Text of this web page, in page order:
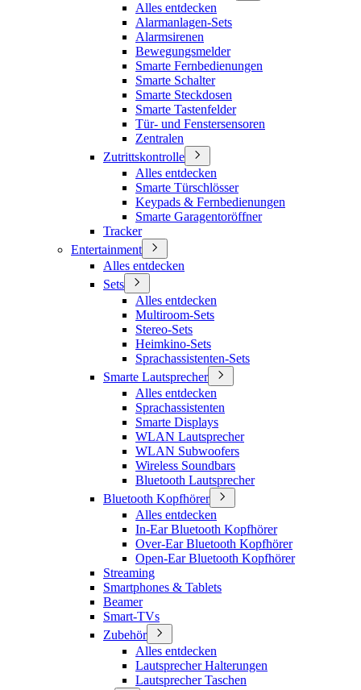
Alles entdecken
Alarmanlagen-Sets
Alarmsirenen
Bewegungsmelder
Smarte Fernbedienungen
Smarte Schalter
Smarte Steckdosen
Smarte Tastenfelder
Tür- und Fenstersensoren
Zentralen
Zutrittskontrolle
Alles entdecken
Smarte Türschlösser
Keypads & Fernbedienungen
Smarte Garagentoröffner
Tracker
Entertainment
Alles entdecken
Sets
Alles entdecken
Multiroom-Sets
Stereo-Sets
Heimkino-Sets
Sprachassistenten-Sets
Smarte Lautsprecher
Alles entdecken
Sprachassistenten
Smarte Displays
WLAN Lautsprecher
WLAN Subwoofers
Wireless Soundbars
Bluetooth Lautsprecher
Bluetooth Kopfhörer
Alles entdecken
In-Ear Bluetooth Kopfhörer
Over-Ear Bluetooth Kopfhörer
Open-Ear Bluetooth Kopfhörer
Streaming
Smartphones & Tablets
Beamer
Smart-TVs
Zubehör
Alles entdecken
Lautsprecher Halterungen
Lautsprecher Taschen